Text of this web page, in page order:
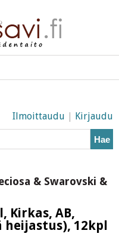
Ilmoittaudu | Kirjaudu
Hae
& Swarovski &
Kirkas, AB,
heijastus), 12kpl